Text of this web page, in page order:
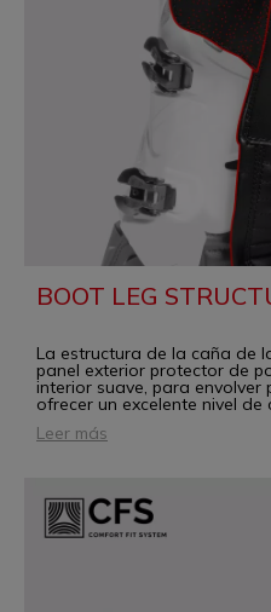
BOOT LEG
La estructura de la caña de
panel exterior protector de
interior suave, para envolver
ofrecer un excelente nivel de
Leer más